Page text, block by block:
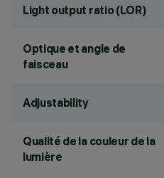
Light output ratio (LOR)
Optique et angle de
faisceau
Adjustability
Qualité de la couleur de la
lumière